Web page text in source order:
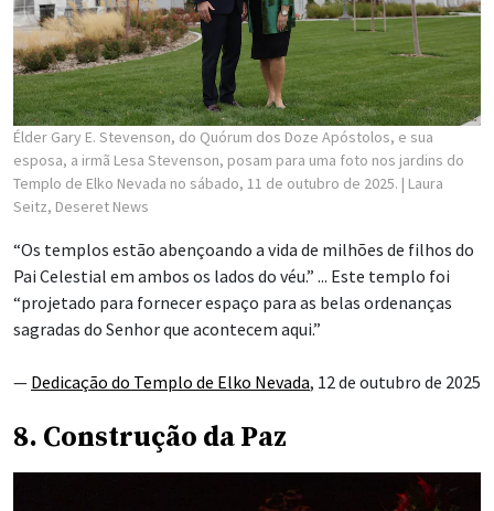
Élder Gary E. Stevenson, do Quórum dos Doze Apóstolos, e sua
esposa, a irmã Lesa Stevenson, posam para uma foto nos jardins do
Templo de Elko Nevada no sábado, 11 de outubro de 2025. | Laura
Seitz, Deseret News
“Os templos estão abençoando a vida de milhões de filhos do
Pai Celestial em ambos os lados do véu.” ... Este templo foi
“projetado para fornecer espaço para as belas ordenanças
sagradas do Senhor que acontecem aqui.”
— Dedicação do Templo de Elko Nevada, 12 de outubro de 2025
8. Construção da Paz